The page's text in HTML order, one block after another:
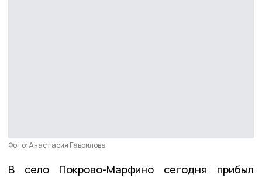
Фото: Анастасия Гаврилова
В село Покрово-Марфино сегодня прибыл